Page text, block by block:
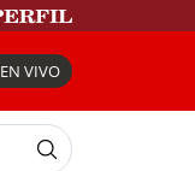
EN VIVO